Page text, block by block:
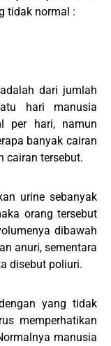
tidak normal :
dari jumlah
hari manusia
per hari, namun
banyak cairan
cairan tersebut.
urine sebanyak
orang tersebut
dibawah
anuri, sementara
disebut poliuri.
yang tidak
memperhatikan
manusia